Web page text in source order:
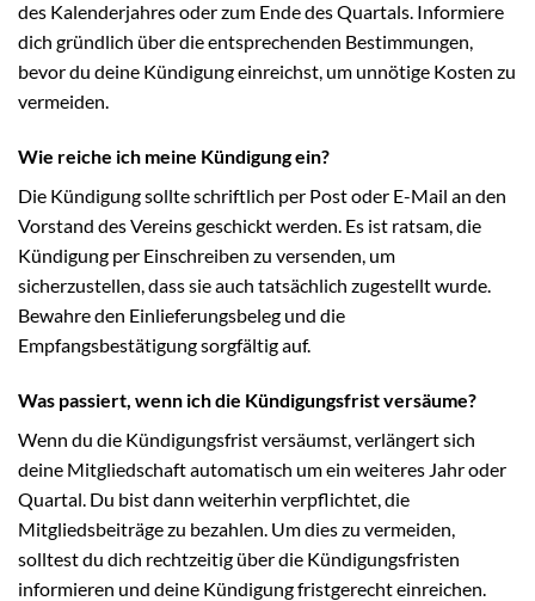
des Kalenderjahres oder zum Ende des Quartals. Informiere
dich gründlich über die entsprechenden Bestimmungen,
bevor du deine Kündigung einreichst, um unnötige Kosten zu
vermeiden.
Wie reiche ich meine Kündigung ein?
Die Kündigung sollte schriftlich per Post oder E-Mail an den
Vorstand des Vereins geschickt werden. Es ist ratsam, die
Kündigung per Einschreiben zu versenden, um
sicherzustellen, dass sie auch tatsächlich zugestellt wurde.
Bewahre den Einlieferungsbeleg und die
Empfangsbestätigung sorgfältig auf.
Was passiert, wenn ich die Kündigungsfrist versäume?
Wenn du die Kündigungsfrist versäumst, verlängert sich
deine Mitgliedschaft automatisch um ein weiteres Jahr oder
Quartal. Du bist dann weiterhin verpflichtet, die
Mitgliedsbeiträge zu bezahlen. Um dies zu vermeiden,
solltest du dich rechtzeitig über die Kündigungsfristen
informieren und deine Kündigung fristgerecht einreichen.